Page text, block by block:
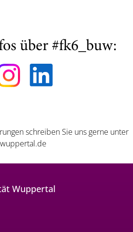
über #fk6_buw:
schreiben Sie uns gerne unter
Wuppertal